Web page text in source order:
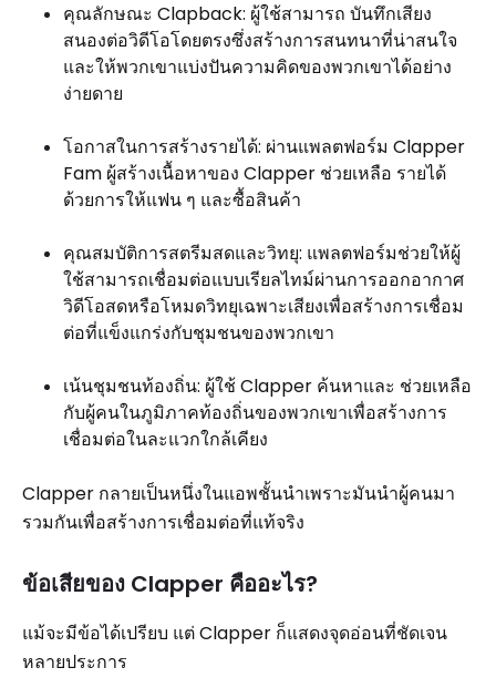
คุณลักษณะ Clapback: ผู้ใช้สามารถ บันทึกเสียง
สนองต่อวิดีโอโดยตรงซึ่งสร้างการสนทนาที่น่าสนใจ
และให้พวกเขาแบ่งปันความคิดของพวกเขาได้อย่าง
ง่ายดาย
โอกาสในการสร้างรายได้: ผ่านแพลตฟอร์ม Clapper
Fam ผู้สร้างเนื้อหาของ Clapper ช่วยเหลือ รายได้
ด้วยการให้แฟน ๆ และซื้อสินค้า
คุณสมบัติการสตรีมสดและวิทยุ: แพลตฟอร์มช่วยให้ผู้
ใช้สามารถเชื่อมต่อแบบเรียลไทม์ผ่านการออกอากาศ
วิดีโอสดหรือโหมดวิทยุเฉพาะเสียงเพื่อสร้างการเชื่อม
ต่อที่แข็งแกร่งกับชุมชนของพวกเขา
เน้นชุมชนท้องถิ่น: ผู้ใช้ Clapper ค้นหาและ ช่วยเหลือ
กับผู้คนในภูมิภาคท้องถิ่นของพวกเขาเพื่อสร้างการ
เชื่อมต่อในละแวกใกล้เคียง
Clapper กลายเป็นหนึ่งในแอพชั้นนำเพราะมันนำผู้คนมา
รวมกันเพื่อสร้างการเชื่อมต่อที่แท้จริง
ข้อเสียของ Clapper คืออะไร?
แม้จะมีข้อได้เปรียบ แต่ Clapper ก็แสดงจุดอ่อนที่ชัดเจน
หลายประการ